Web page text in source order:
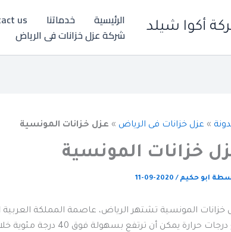
أكوا شيلد الرئيسية خدماتنا us
شركة عزل خزانات فى الرياض
» عزل خزانات فى الرياض » عزل خزانات المونسية
خزانات المونسية
ابو حكيم/
2020-09-11
خزانات المونسية تشتهر الرياض، عاصمة المملكة العربية
مع درجات حرارة يمكن أن